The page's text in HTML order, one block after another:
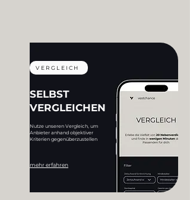
VERGLEICH
SELBST
VERGLEICHEN
Nutze unseren Vergleich, um
Anbieter anhand objektiver
Kriterien gegenüberzustellen
mehr erfahren